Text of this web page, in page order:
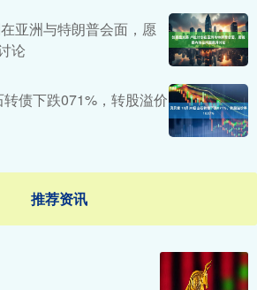
亚洲与特朗普会面，愿
论
债下跌071%，转股溢价
推荐资讯